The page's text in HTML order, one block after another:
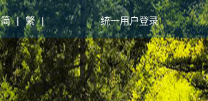
简 | 繁 | 统一用户登录